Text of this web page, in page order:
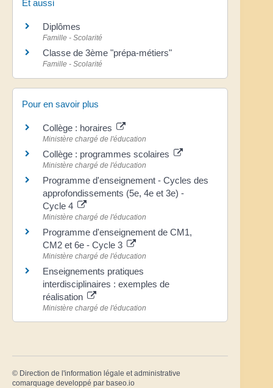
Et aussi
Diplômes
Famille - Scolarité
Classe de 3ème "prépa-métiers"
Famille - Scolarité
Pour en savoir plus
Collège : horaires
Ministère chargé de l'éducation
Collège : programmes scolaires
Ministère chargé de l'éducation
Programme d'enseignement - Cycles des
approfondissements (5e, 4e et 3e) -
Cycle 4
Ministère chargé de l'éducation
Programme d'enseignement de CM1,
CM2 et 6e - Cycle 3
Ministère chargé de l'éducation
Enseignements pratiques
interdisciplinaires : exemples de
réalisation
Ministère chargé de l'éducation
© Direction de l'information légale et administrative
comarquage developpé par baseo.io